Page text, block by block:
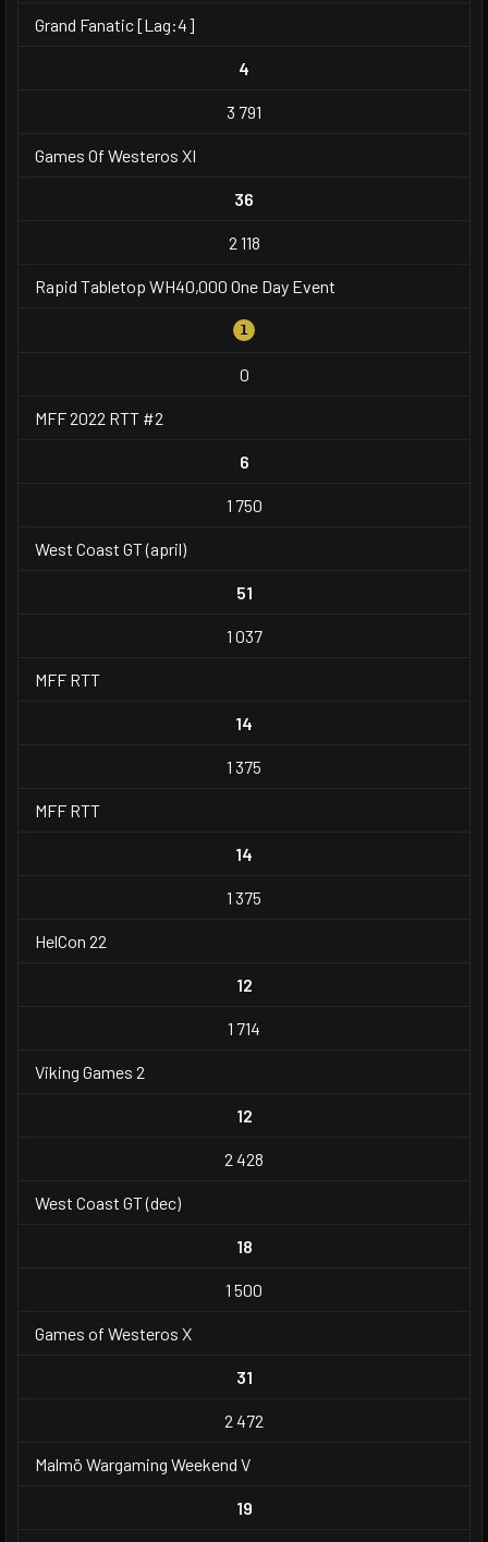
Grand Fanatic [Lag:4]
4
3 791
Games Of Westeros XI
36
2 118
Rapid Tabletop WH40,000 One Day Event
1
0
MFF 2022 RTT #2
6
1 750
West Coast GT (april)
51
1 037
MFF RTT
14
1 375
MFF RTT
14
1 375
HelCon 22
12
1 714
Viking Games 2
12
2 428
West Coast GT (dec)
18
1 500
Games of Westeros X
31
2 472
Malmö Wargaming Weekend V
19